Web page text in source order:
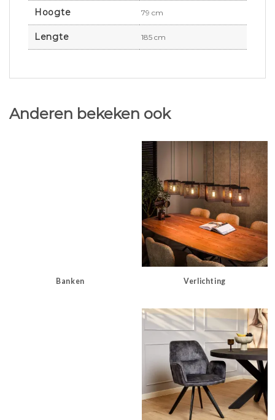
Hoogte 79 cm
Lengte 185 cm
Anderen bekeken ook
Banken Verlichting